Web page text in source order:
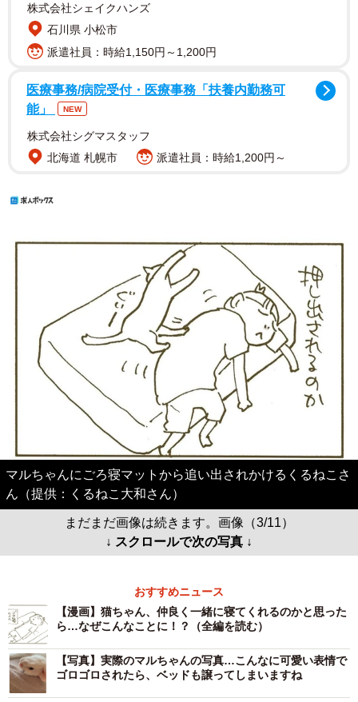
株式会社シェイクハンズ
石川県 小松市
派遣社員：時給1,150円～1,200円
医療事務/病院受付・医療事務「扶養内勤務可
能」
NEW
株式会社シグマスタッフ
北海道 札幌市
派遣社員：時給1,200円～
マルちゃんにごろ寝マットから追い出されかけるくるねこさ
ん（提供：くるねこ大和さん）
まだまだ画像は続きます。画像（3/11）
↓ スクロールで次の写真 ↓
おすすめニュース
【漫画】猫ちゃん、仲良く一緒に寝てくれるのかと思った
ら…なぜこんなことに！？（全編を読む）
【写真】実際のマルちゃんの写真…こんなに可愛い表情で
ゴロゴロされたら、ベッドも譲ってしまいますね